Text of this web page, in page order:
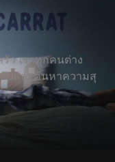
ว เราทุกคนต่าง
บและค้นหาความสุ